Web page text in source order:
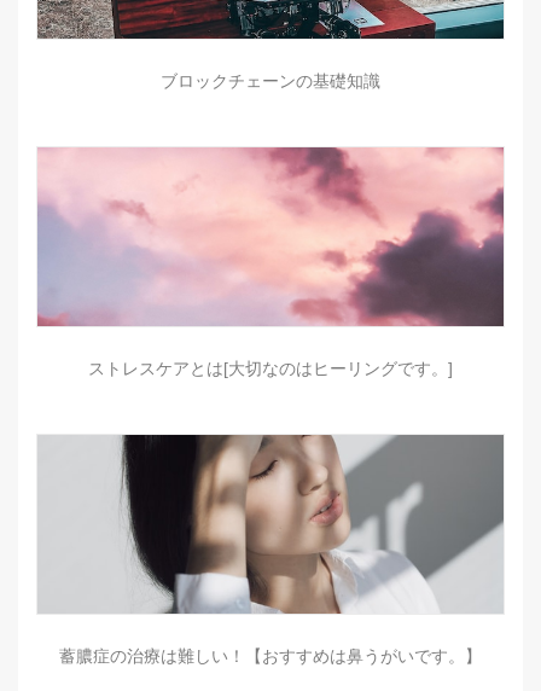
ブロックチェーンの基礎知識
ストレスケアとは[大切なのはヒーリングです。]
蓄膿症の治療は難しい！【おすすめは鼻うがいです。】